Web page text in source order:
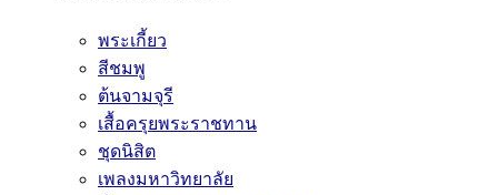
พระเกี้ยว
สีชมพู
ต้นจามจุรี
เสื้อครุยพระราชทาน
ชุดนิสิต
เพลงมหาวิทยาลัย